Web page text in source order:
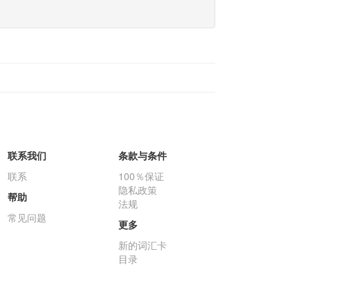
联系我们
联系
帮助
常见问题
条款与条件
100％保证
隐私政策
法规
更多
新的词汇卡
目录